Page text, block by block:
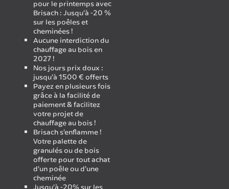
pour le printemps avec
Brisach : Jusqu’à -20 %
sur les poêles et
cheminées !
Aucune interdiction du
chauffage au bois en
2027 !
Nos jours prix doux :
jusqu’à 1500 € offerts
Payez en plusieurs fois
grâce à la facilité de
paiement & facilitez
votre projet de
chauffage au bois !
Brisach s’enflamme !
Votre palette de
granulés ou de bois
offerte pour tout achat
d’un poêle ou d’une
cheminée